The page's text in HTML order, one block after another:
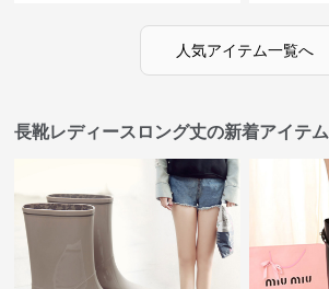
人気アイテム一覧へ
長靴レディースロング丈の新着アイテム